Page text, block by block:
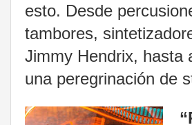
esto. Desde
tambores,
Jimmy Hendrix, hasta
una peregrinación de